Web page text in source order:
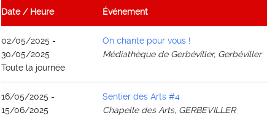
Date / Heure Événement
02/05/2025 -
30/05/2025
Toute la journée
On chante pour vous !
Médiathèque de Gerbéviller, Gerbéviller
16/05/2025 -
15/06/2025
Sentier des Arts #4
Chapelle des Arts, GERBEVILLER